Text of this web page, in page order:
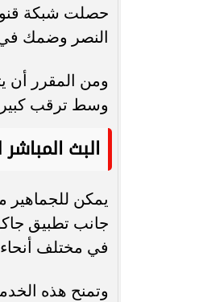
حصلت شبكة
النصر وضمك في
وسط ترقب كبير
البث
يمكن للجماهير
جانب تطبيق
في مختلف أنحاء
وتمنح هذه